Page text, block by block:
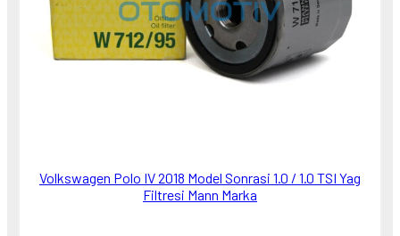
Volkswagen Polo IV 2018 Model Sonrasi 1.0 / 1.0 TSI Yag
Filtresi Mann Marka